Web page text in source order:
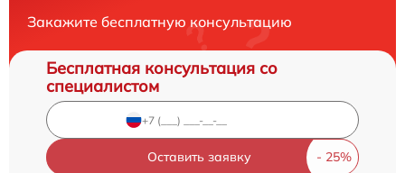
Закажите бесплатную консультацию
Бесплатная консультация со
специалистом
Оставить заявку